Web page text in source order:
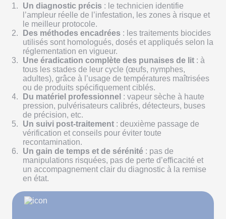
Un diagnostic précis : le technicien identifie
l’ampleur réelle de l’infestation, les zones à risque et
le meilleur protocole.
Des méthodes encadrées : les traitements biocides
utilisés sont homologués, dosés et appliqués selon la
réglementation en vigueur.
Une éradication complète des punaises de lit : à
tous les stades de leur cycle (œufs, nymphes,
adultes), grâce à l’usage de températures maîtrisées
ou de produits spécifiquement ciblés.
Du matériel professionnel : vapeur sèche à haute
pression, pulvérisateurs calibrés, détecteurs, buses
de précision, etc.
Un suivi post-traitement : deuxième passage de
vérification et conseils pour éviter toute
recontamination.
Un gain de temps et de sérénité : pas de
manipulations risquées, pas de perte d’efficacité et
un accompagnement clair du diagnostic à la remise
en état.